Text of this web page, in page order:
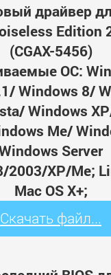
драйвер
Edition
(CGAX-5456)
ОС:
Windows 8/
Windows
Me/
Server
2003/XP/Me;
Mac OS X+;
Скачать файл...